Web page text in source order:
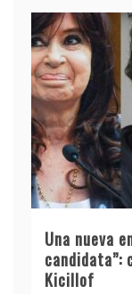
Una nueva
candidata”:
Kicillof